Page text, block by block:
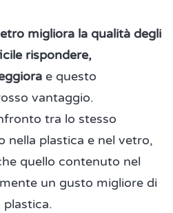
migliora la qualità degli
rispondere,
e questo
vantaggio.
tra lo stesso
nella plastica e nel vetro,
quello contenuto nel
un gusto migliore di
plastica.